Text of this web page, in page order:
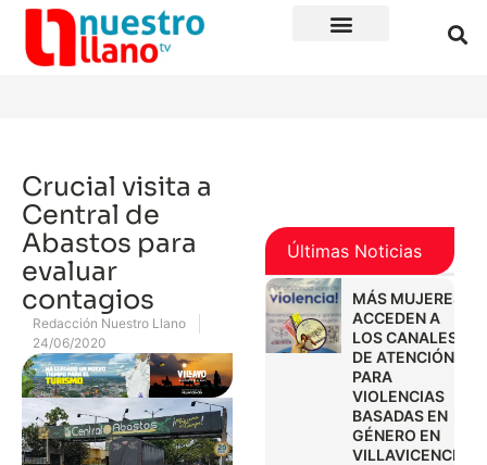
Crucial visita a
Central de
Abastos para
evaluar
contagios
Redacción Nuestro Llano
24/06/2020
Últimas Noticias
MÁS MUJERES
ACCEDEN A
LOS CANALES
DE ATENCIÓN
PARA
VIOLENCIAS
BASADAS EN
GÉNERO EN
VILLAVICENCIO